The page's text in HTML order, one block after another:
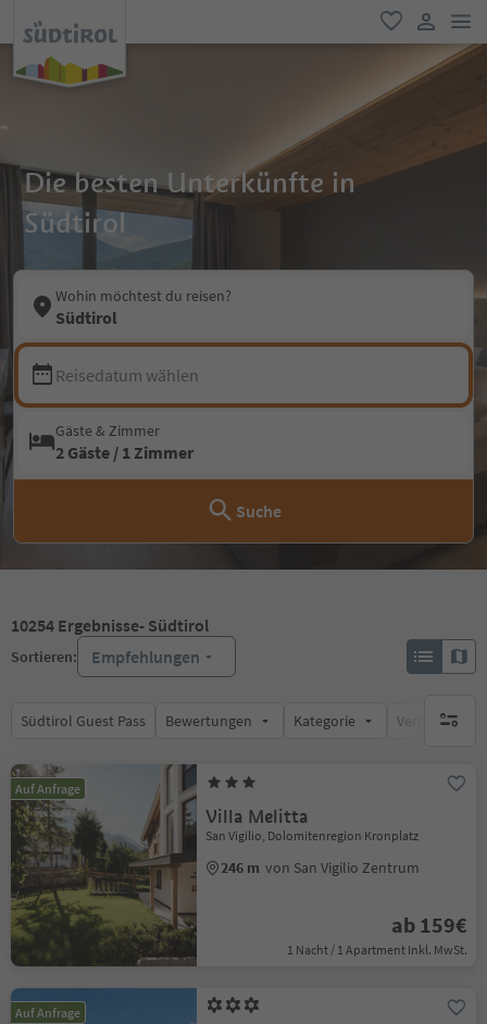
favorit
user link
Die besten Unterkünfte in
Südtirol
Wohin möchtest du reisen?
Südtirol
Reisedatum wählen
Gäste & Zimmer
2 Gäste / 1 Zimmer
Suche
10254 Ergebnisse- Südtirol
Sortieren: Empfehlungen
Südtirol Guest Pass Bewertungen Kategorie keine
Auf Anfrage
Villa Melitta
San Vigilio, Dolomitenregion Kronplatz
246 m von San Vigilio Zentrum
ab 159€
1 Nacht / 1 Apartment Inkl. MwSt.
Auf Anfrage